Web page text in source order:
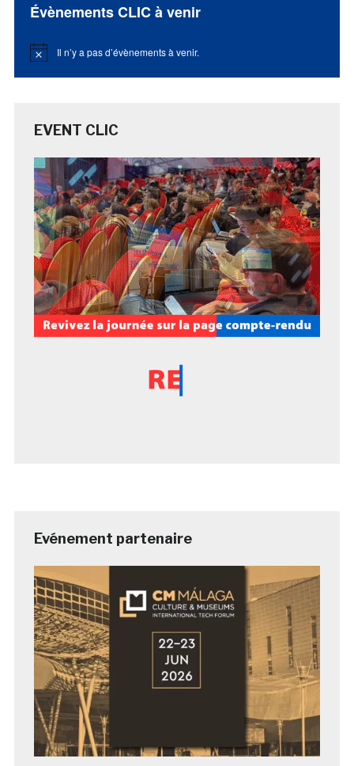
Évènements CLIC à venir
Notice Il n’y a pas d’évènements à venir.
EVENT CLIC
Evénement partenaire